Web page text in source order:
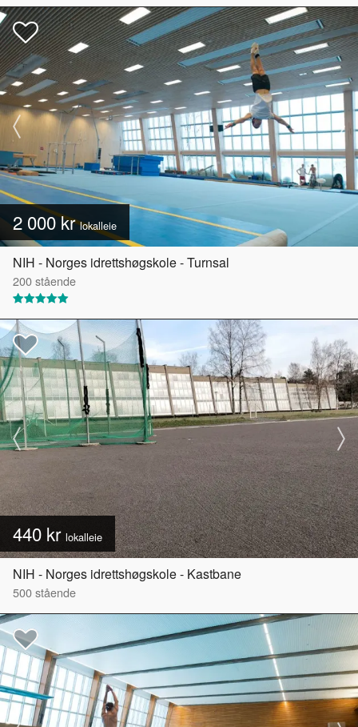
2 000 krlokalleie
NIH - Norges idrettshøgskole - Turnsal
200stående
440 kr lokalleie
NIH - Norges idrettshøgskole - Kastbane
500stående